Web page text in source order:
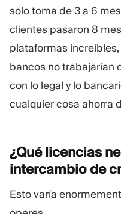
solo toma de 3 a 6
clientes pasaron 8
plataformas
bancos no trabajarían
con lo legal y lo
cualquier cosa ahorra
¿Qué licencias
intercambio de
Esto varía